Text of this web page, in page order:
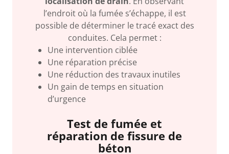
l’endroit où la fumée s’échappe, il est
possible de déterminer le tracé exact des
conduites. Cela permet :
Une intervention ciblée
Une réparation précise
Une réduction des travaux inutiles
Un gain de temps en situation
d’urgence
Test de fumée et
réparation de fissure de
béton